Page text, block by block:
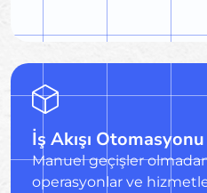
İş Akışı Otomasyonu
Manuel geçişler
operasyonlar ve hizmetler